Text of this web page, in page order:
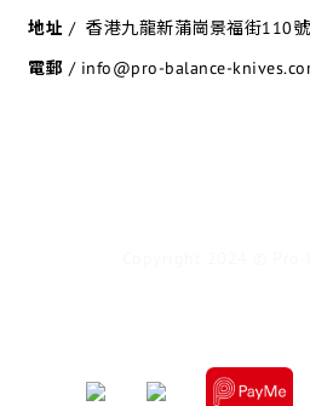
地址 / 香港九龍新蒲崗景福街110
電郵 / info@pro-balance-